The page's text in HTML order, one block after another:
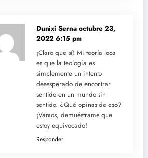
Dunixi Serna octubre 23,
2022 6:15 pm
¡Claro que sí! Mi teoría loca
es que la teología es
simplemente un intento
desesperado de encontrar
sentido en un mundo sin
sentido. ¿Qué opinas de eso?
¡Vamos, demuéstrame que
estoy equivocado!
Responder